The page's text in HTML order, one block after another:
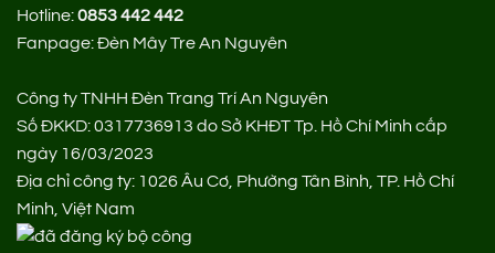
Hotline:0853 442 442
Fanpage:Đèn Mây Tre An Nguyên
Công ty TNHH Đèn Trang Trí An Nguyên
Số ĐKKD: 0317736913 do Sở KHĐT Tp. Hồ Chí Minh cấp
ngày 16/03/2023
Địa chỉ công ty: 1026 Âu Cơ, Phường Tân Bình, TP. Hồ Chí
Minh, Việt Nam